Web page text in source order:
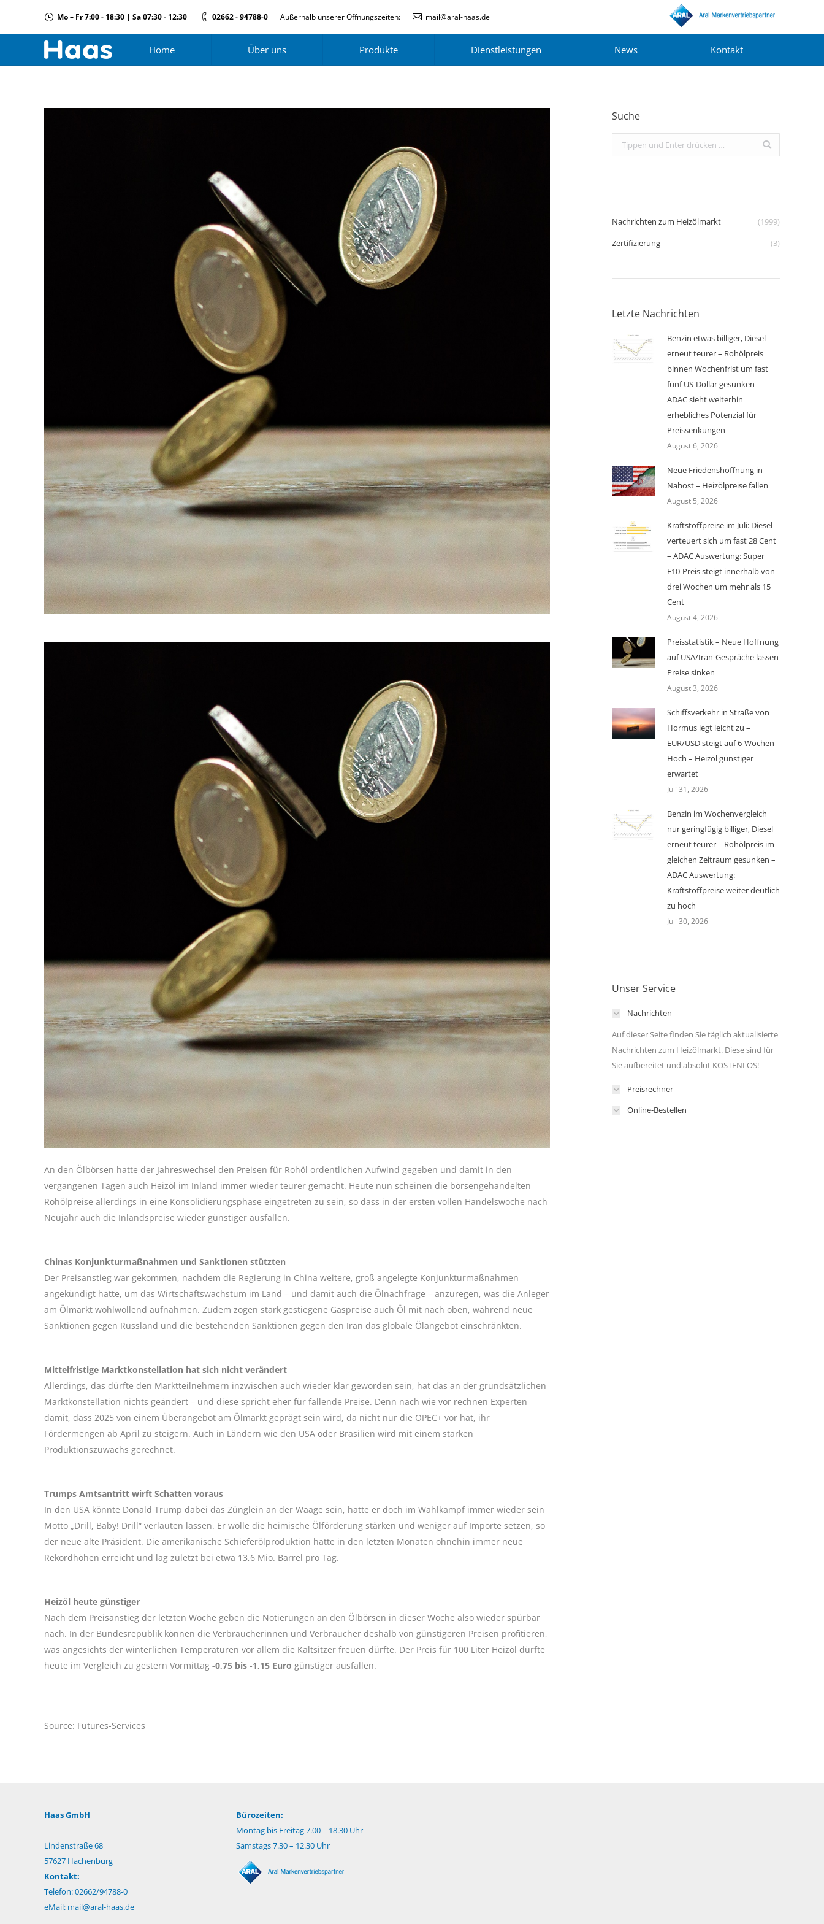
Mo – Fr 7:00 - 18:30 | Sa 07:30 - 12:30 02662 - 94788-0 Außerhalb unserer Öffnungszeiten: mail@aral-haas.de
Home Über uns Produkte Dienstleistungen News Kontakt
An den Ölbörsen hatte der Jahreswechsel den Preisen für Rohöl ordentlichen Aufwind gegeben und damit in den
vergangenen Tagen auch Heizöl im Inland immer wieder teurer gemacht. Heute nun scheinen die börsengehandelten
Rohölpreise allerdings in eine Konsolidierungsphase eingetreten zu sein, so dass in der ersten vollen Handelswoche nach
Neujahr auch die Inlandspreise wieder günstiger ausfallen.
Chinas Konjunkturmaßnahmen und Sanktionen stützten
Der Preisanstieg war gekommen, nachdem die Regierung in China weitere, groß angelegte Konjunkturmaßnahmen
angekündigt hatte, um das Wirtschaftswachstum im Land – und damit auch die Ölnachfrage – anzuregen, was die Anleger
am Ölmarkt wohlwollend aufnahmen. Zudem zogen stark gestiegene Gaspreise auch Öl mit nach oben, während neue
Sanktionen gegen Russland und die bestehenden Sanktionen gegen den Iran das globale Ölangebot einschränkten.
Mittelfristige Marktkonstellation hat sich nicht verändert
Allerdings, das dürfte den Marktteilnehmern inzwischen auch wieder klar geworden sein, hat das an der grundsätzlichen
Marktkonstellation nichts geändert – und diese spricht eher für fallende Preise. Denn nach wie vor rechnen Experten
damit, dass 2025 von einem Überangebot am Ölmarkt geprägt sein wird, da nicht nur die OPEC+ vor hat, ihr
Fördermengen ab April zu steigern. Auch in Ländern wie den USA oder Brasilien wird mit einem starken
Produktionszuwachs gerechnet.
Trumps Amtsantritt wirft Schatten voraus
In den USA könnte Donald Trump dabei das Zünglein an der Waage sein, hatte er doch im Wahlkampf immer wieder sein
Motto „Drill, Baby! Drill“ verlauten lassen. Er wolle die heimische Ölförderung stärken und weniger auf Importe setzen, so
der neue alte Präsident. Die amerikanische Schieferölproduktion hatte in den letzten Monaten ohnehin immer neue
Rekordhöhen erreicht und lag zuletzt bei etwa 13,6 Mio. Barrel pro Tag.
Heizöl heute günstiger
Nach dem Preisanstieg der letzten Woche geben die Notierungen an den Ölbörsen in dieser Woche also wieder spürbar
nach. In der Bundesrepublik können die Verbraucherinnen und Verbraucher deshalb von günstigeren Preisen profitieren,
was angesichts der winterlichen Temperaturen vor allem die Kaltsitzer freuen dürfte. Der Preis für 100 Liter Heizöl dürfte
heute im Vergleich zu gestern Vormittag -0,75 bis -1,15 Euro günstiger ausfallen.
Source: Futures-Services
Suche
Search:
Nachrichten zum Heizölmarkt
(1999)
Zertifizierung
(3)
Letzte Nachrichten
Benzin etwas billiger, Diesel
erneut teurer – Rohölpreis
binnen Wochenfrist um fast
fünf US-Dollar gesunken –
ADAC sieht weiterhin
erhebliches Potenzial für
Preissenkungen
August 6, 2026
Neue Friedenshoffnung in
Nahost – Heizölpreise fallen
August 5, 2026
Kraftstoffpreise im Juli: Diesel
verteuert sich um fast 28 Cent
– ADAC Auswertung: Super
E10-Preis steigt innerhalb von
drei Wochen um mehr als 15
Cent
August 4, 2026
Preisstatistik – Neue Hoffnung
auf USA/Iran-Gespräche lassen
Preise sinken
August 3, 2026
Schiffsverkehr in Straße von
Hormus legt leicht zu –
EUR/USD steigt auf 6-Wochen-
Hoch – Heizöl günstiger
erwartet
Juli 31, 2026
Benzin im Wochenvergleich
nur geringfügig billiger, Diesel
erneut teurer – Rohölpreis im
gleichen Zeitraum gesunken –
ADAC Auswertung:
Kraftstoffpreise weiter deutlich
zu hoch
Juli 30, 2026
Unser Service
Nachrichten
Auf dieser Seite finden Sie täglich aktualisierte
Nachrichten zum Heizölmarkt. Diese sind für
Sie aufbereitet und absolut KOSTENLOS!
Preisrechner
Online-Bestellen
Haas GmbH
Lindenstraße 68
57627 Hachenburg
Kontakt:
Telefon: 02662/94788-0
eMail: mail@aral-haas.de
Bürozeiten:
Montag bis Freitag 7.00 – 18.30 Uhr
Samstags 7.30 – 12.30 Uhr